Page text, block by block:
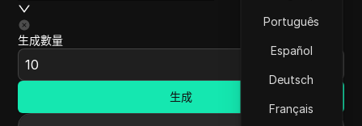
Português
Español
Deutsch
Français
生成數量
生成